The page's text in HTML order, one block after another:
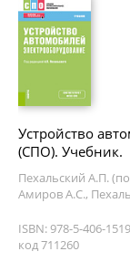
Устройство
(СПО). Учебник.
Пехальский А.П.
Амиров А.С.,
ISBN: 978-5-406-
код 711260